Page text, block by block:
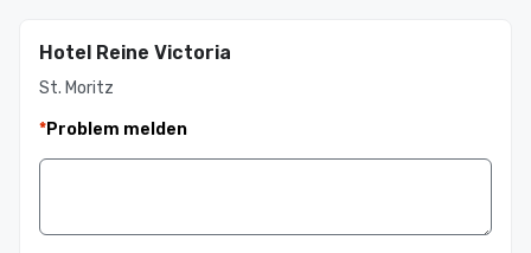
Hotel Reine Victoria
St. Moritz
*Problem melden